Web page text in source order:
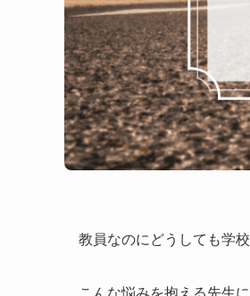
教員なのにどうしても学
こんな悩みを抱える先生に